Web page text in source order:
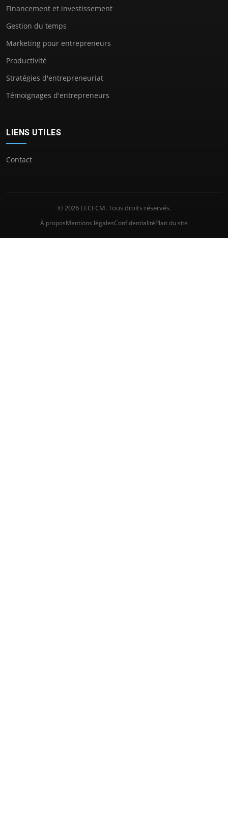
Financement et investissement
Gestion du temps
Marketing pour entrepreneurs
Productivité
Stratégies d'entrepreneuriat
Témoignages d'entrepreneurs
LIENS UTILES
Contact
© 2026 LECFCM. Tous droits réservés.
À proposMentions légalesConfidentialitéPlan du site